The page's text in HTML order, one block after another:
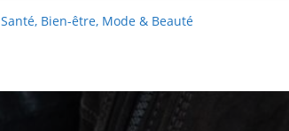
Santé, Bien-être, Mode & Beauté